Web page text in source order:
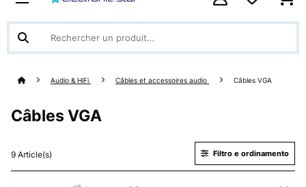
Audio & HiFi Câbles et accessoires audio Câbles VGA
Câbles VGA
9 Article(s) Filtro e ordinamento